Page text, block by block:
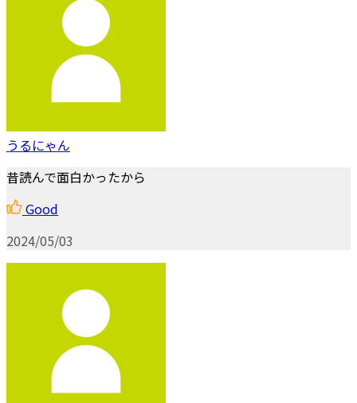
うるにゃん
昔読んで面白かったから
Good
2024/05/03